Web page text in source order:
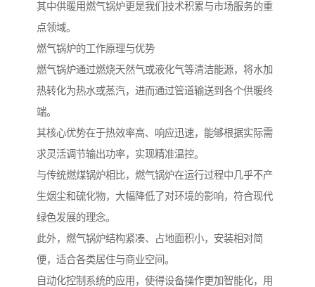
其中供暖用燃气锅炉更是我们技术积累与市场服务的重
点领域。
燃气锅炉的工作原理与优势
燃气锅炉通过燃烧天然气或液化气等清洁能源，将水加
热转化为热水或蒸汽，进而通过管道输送到各个供暖终
端。
其核心优势在于热效率高、响应迅速，能够根据实际需
求灵活调节输出功率，实现精准温控。
与传统燃煤锅炉相比，燃气锅炉在运行过程中几乎不产
生烟尘和硫化物，大幅降低了对环境的影响，符合现代
绿色发展的理念。
此外，燃气锅炉结构紧凑、占地面积小，安装相对简
便，适合各类居住与商业空间。
自动化控制系统的应用，使得设备操作更加智能化，用